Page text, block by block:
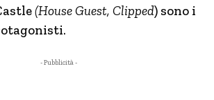
(House Guest, Clipped) sono i
- Pubblicità -